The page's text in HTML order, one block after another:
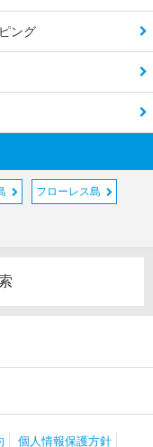
ング
フローレス島
個人情報保護方針